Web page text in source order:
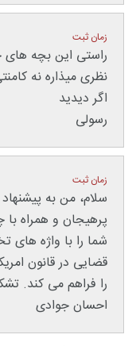
زمان ثبت
راستی این بچه های
نظری میذاره نه
اگر دیدید
رسولی
زمان ثبت
سلام، من به
پرهیجان و همراه
شما را با واژه
قضایی در قانون
را فراهم می کند.
احسان جوادی